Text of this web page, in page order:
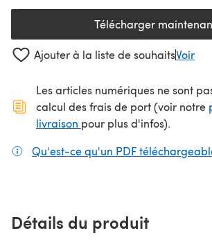
Télécharger(s'ouvre
Ajouter à la liste de souhaitsVoir
Les articles numériques ne sont
calcul des frais de port (voir notre
livraison (s'ouvre dans un nouvel
pour plus d'infos).
Qu'est-ce qu'un PDF
Détails du produit